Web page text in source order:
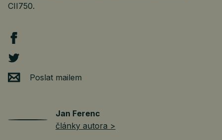
CII750.
Poslat mailem
Jan Ferenc
články autora >